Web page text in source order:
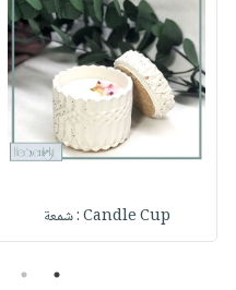
Candle Cup : شمعة
1
2